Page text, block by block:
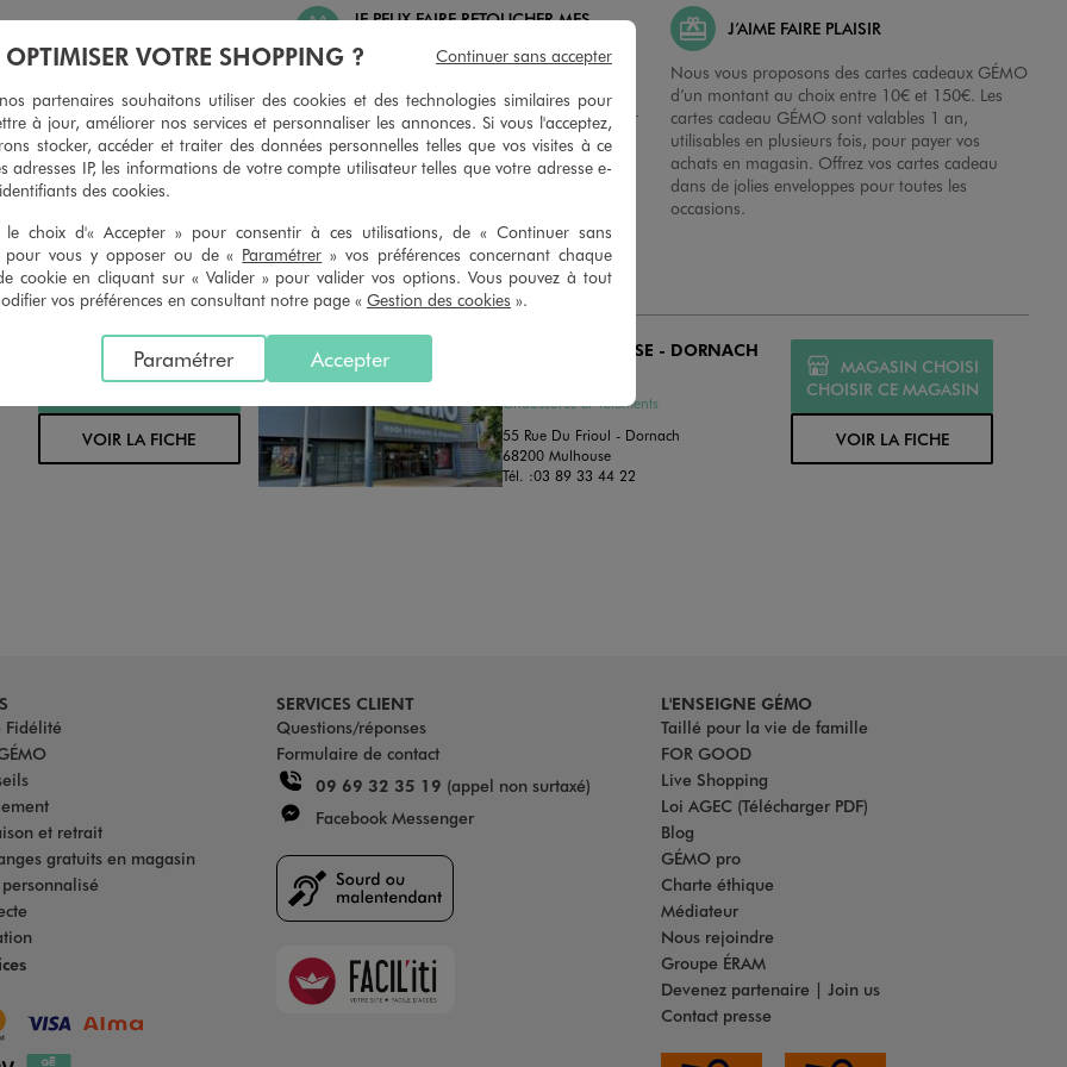
CHANGER D’AVIS
et vous proposons un avoir
pour tout article non
sous 30 jours, sur simple
du ticket de caisse, dans tous les
JE PEUX FAIRE RETOUCHER MES
Ourlets, ceintures… vous avez la possibilité de
faire retoucher vos articles textiles dans nos
magasins. Les tarifs sont à votre disposition sur
simple demande. Voir conditions en magasins.
J’AIME FAIRE PLAISIR
Nous vous proposons des cartes cadeaux GÉMO
d’un montant au choix entre 10€ et 150€. Les
cartes cadeau GÉMO sont valables 1 an,
utilisables en plusieurs fois, pour payer vos
achats en magasin. Offrez vos cartes cadeau
dans de jolies enveloppes pour toutes les
occasions.
MAGASIN CHOISI
CHOISIR CE MAGASIN
VOIR LA FICHE
GEMO MULHOUSE - DORNACH
Chaussures et Vêtements
55 Rue Du Frioul - Dornach
68200 Mulhouse
Tél. :03 89 33 44 22
MAGASIN CHOISI
CHOISIR CE MAGASIN
VOIR LA FICHE
Fidélité
et retrait
gratuits en magasin
SERVICES CLIENT
Questions/réponses
Formulaire de contact
09 69 32 35 19 (appel non surtaxé)
Facebook Messenger
Faciliti
L'ENSEIGNE GÉMO
Taillé pour la vie de famille
FOR GOOD
Live Shopping
Loi AGEC (Télécharger PDF)
Blog
GÉMO pro
Charte éthique
Médiateur
Nous rejoindre
Groupe ÉRAM
Devenez partenaire | Join us
Contact presse
OPTIMISER VOTRE SHOPPING ?
partenaires souhaitons utiliser des cookies et des technologies similaires pour
à jour, améliorer nos services et personnaliser les annonces. Si vous l'acceptez,
stocker, accéder et traiter des données personnelles telles que vos visites à ce
adresses IP, les informations de votre compte utilisateur telles que votre adresse e-
des cookies.
le choix d'« Accepter » pour consentir à ces utilisations, de « Continuer sans
pour vous y opposer ou de « Paramétrer » vos préférences concernant chaque
cookie en cliquant sur « Valider » pour valider vos options. Vous pouvez à tout
vos préférences en consultant notre page « Gestion des cookies ».
Accepter
Paramétrer
Continuer sans accepter